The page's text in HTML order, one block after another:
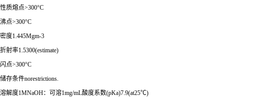
性质熔点>300°C
沸点>300°C
密度1.445Mgm-3
折射率1.5300(estimate)
闪点>300°C
储存条件norestrictions.
溶解度1MNaOH：可溶1mg/mL酸度系数(pKa)7.9(at25℃)